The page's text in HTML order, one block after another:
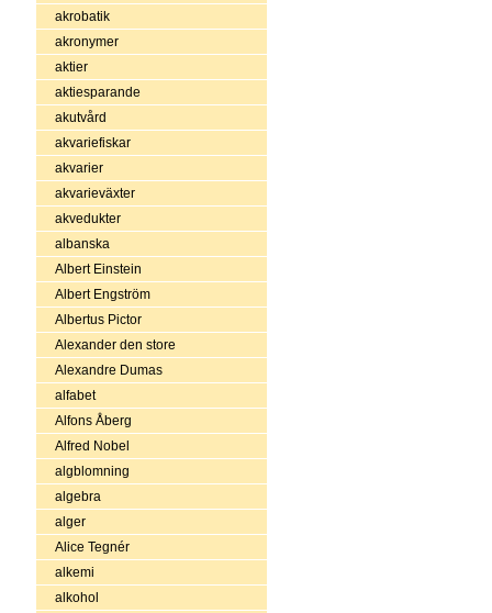
akrobatik
akronymer
aktier
aktiesparande
akutvård
akvariefiskar
akvarier
akvarieväxter
akvedukter
albanska
Albert Einstein
Albert Engström
Albertus Pictor
Alexander den store
Alexandre Dumas
alfabet
Alfons Åberg
Alfred Nobel
algblomning
algebra
alger
Alice Tegnér
alkemi
alkohol